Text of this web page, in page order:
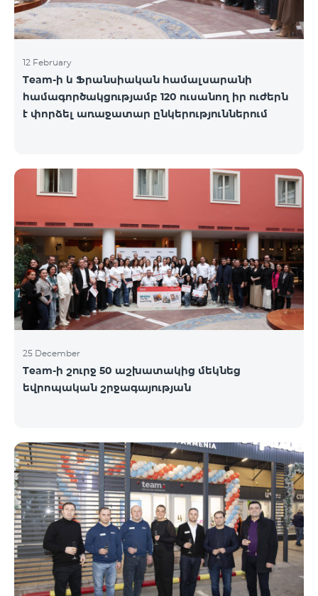
12 February
Team-ի և Ֆրանսիական համալսարանի
համագործակցությամբ 120 ուսանող իր ուժերն
է փորձել առաջատար ընկերություններում
25 December
Team-ի շուրջ 50 աշխատակից մեկնեց
եվրոպական շրջագայության